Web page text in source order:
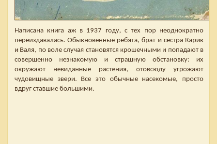
Написана книга аж в 1937 году, с тех пор неоднократно
переиздавалась. Обыкновенные ребята, брат и сестра Карик
и Валя, по воле случая становятся крошечными и попадают в
совершенно незнакомую и страшную обстановку: их
окружают невиданные растения, отовсюду угрожают
чудовищные звери. Все это обычные насекомые, просто
вдруг ставшие большими.